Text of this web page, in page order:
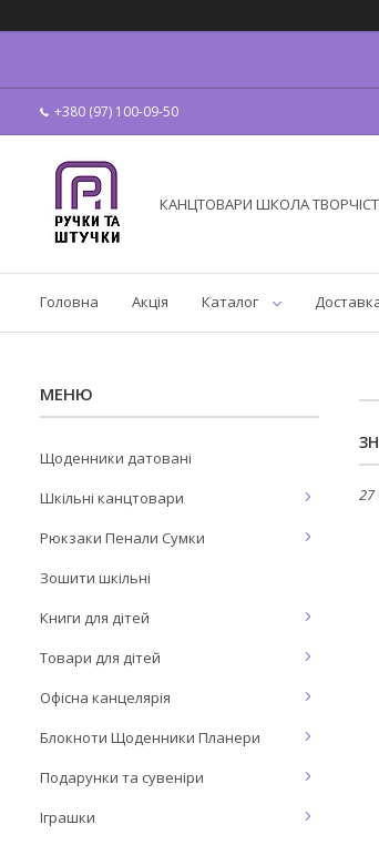
+380 (97) 100-09-50
КАНЦТОВАРИ ШКОЛА
Головна Акція Каталог
27
Щоденники датовані
Шкільні канцтовари
Рюкзаки Пенали Сумки
Зошити шкільні
Книги для дітей
Товари для дітей
Офісна канцелярія
Блокноти Щоденники Планери
Подарунки та сувеніри
Іграшки